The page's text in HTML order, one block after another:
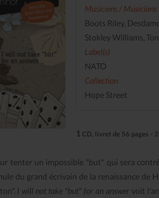
Musiciens / Musicians
Boots Riley,
Stokley Williams,
Label(s)
NATO
Collection
Hope Street
1 CD, livret de 56 pages -
tenter un impossible "but" qui sera
du grand écrivain de la renaissance de
I will not take "but" for an answervoit